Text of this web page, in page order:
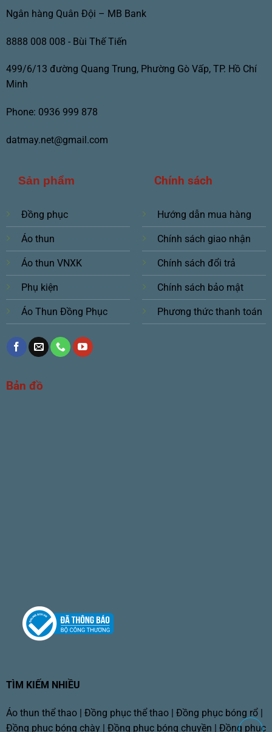
Ngân hàng Quân Đội – MB Bank
8888 008 008 - Bùi Thế Tiến
499/6/13 đường Quang Trung, Phường Gò Vấp, TP. Hồ Chí
Minh
Phone: 0936 999 878
datmay.net@gmail.com
Sản phẩm
Đồng phục
Áo thun
Áo thun VNXK
Phụ kiện
Áo Thun Đồng Phục
Chính sách
Hướng dẫn mua hàng
Chính sách giao nhận
Chính sách đổi trả
Chính sách bảo mật
Phương thức thanh toán
Bản đồ
TÌM KIẾM NHIỀU
Áo thun thể thao| Đồng phục thể thao| Đồng phục bóng rổ|
Đồng phục bóng chày| Đồng phục bóng chuyền | Đồng phục